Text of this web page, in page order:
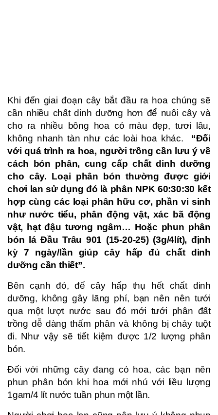
Khi đến giai đoạn cây bắt đầu ra hoa chúng sẽ
cần nhiều chất dinh dưỡng hơn để nuôi cây và
cho ra nhiều bông hoa có màu đẹp, tươi lâu,
không nhanh tàn như các loài hoa khác.
“Đối
với quá trình ra hoa, người trồng cần lưu ý về
cách bón phân, cung cấp chất dinh dưỡng
cho cây. Loại phân bón thường được giới
chơi lan sử dụng đó là phân NPK 60:30:30 kết
hợp cùng các loại phân hữu cơ, phần vi sinh
như nước tiểu, phân động vật, xác bã động
vật, hạt đậu tương ngâm… Hoặc phun phân
bón lá Đầu Trâu 901 (15-20-25) (3g/4lít), định
kỳ 7 ngày/lần giúp cây hấp đủ chất dinh
dưỡng cần thiết”.
Bên cạnh đó, để cây hấp thụ hết chất dinh
dưỡng, không gây lãng phí, bạn nên nên tưới
qua một lượt nước sau đó mới tưới phân đất
trồng dễ dàng thấm phân và không bị chảy tuột
đi. Như vậy sẽ tiết kiệm được 1/2 lượng phân
bón.
Đối với những cây đang có hoa, các bạn nên
phun phân bón khi hoa mới nhú với liều lượng
1gam/4 lít nước tuần phun một lần.